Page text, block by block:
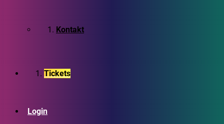
Kontakt
Tickets
Login